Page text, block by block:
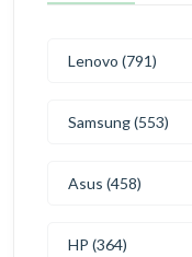
Lenovo (791)
Samsung (553)
Asus (458)
HP (364)